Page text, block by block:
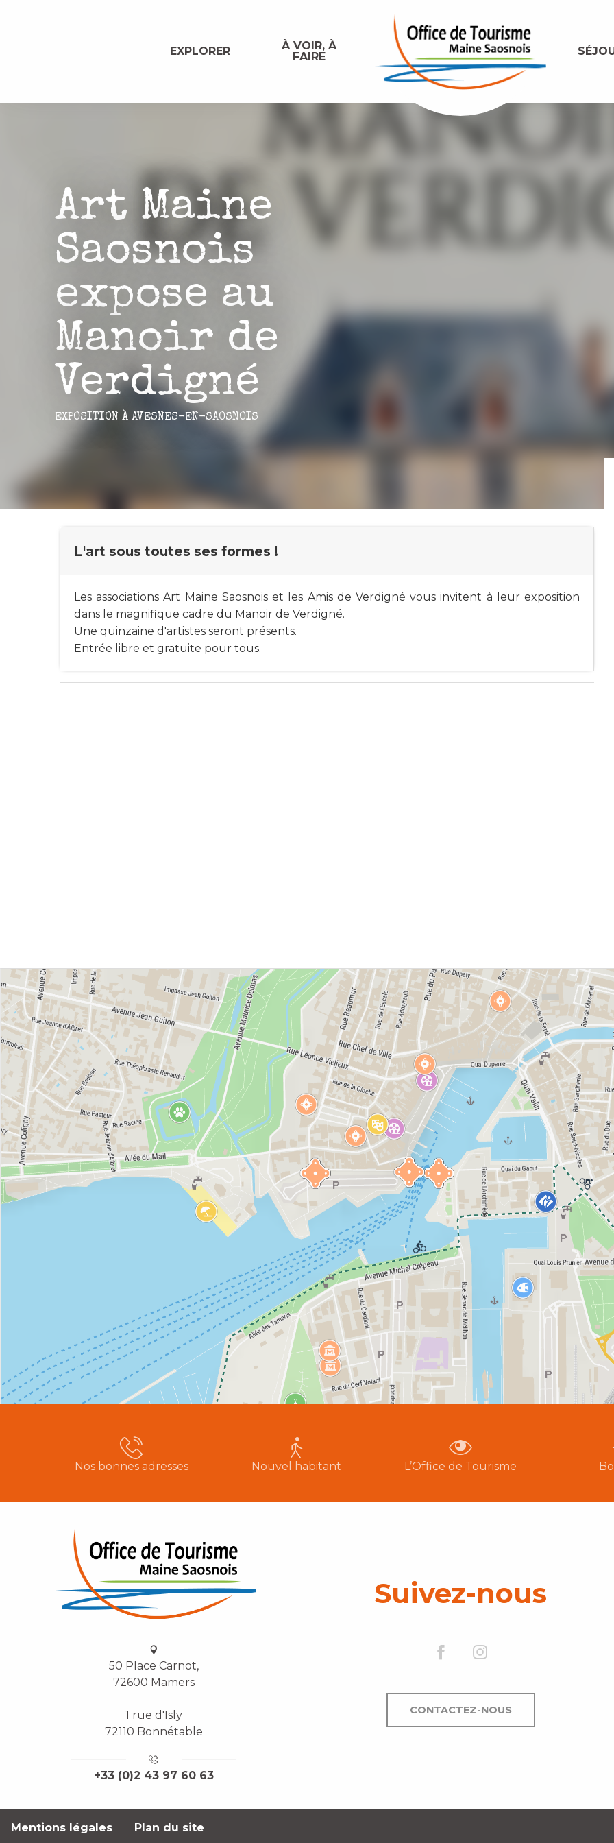
EXPLORER
À VOIR, À
FAIRE
Art Maine
Saosnois
expose au
Manoir de
Verdigné
EXPOSITION À AVESNES-EN-SAOSNOIS
L'art sous toutes ses formes !
Les associations Art Maine Saosnois et les Amis de Verdigné vous invitent à leur exposition
dans le magnifique cadre du Manoir de Verdigné.
Une quinzaine d'artistes seront présents.
Entrée libre et gratuite pour tous.
Nos bonnes adresses Nouvel habitant L’Office de Tourisme
50 Place Carnot,
72600 Mamers
1 rue d'Isly
72110 Bonnétable
+33 (0)2 43 97 60 63
Suivez-nous
CONTACTEZ-NOUS
Mentions légales Plan du site